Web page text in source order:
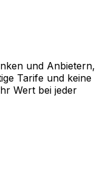
und Anbietern,
Tarife und keine
Wert bei jeder